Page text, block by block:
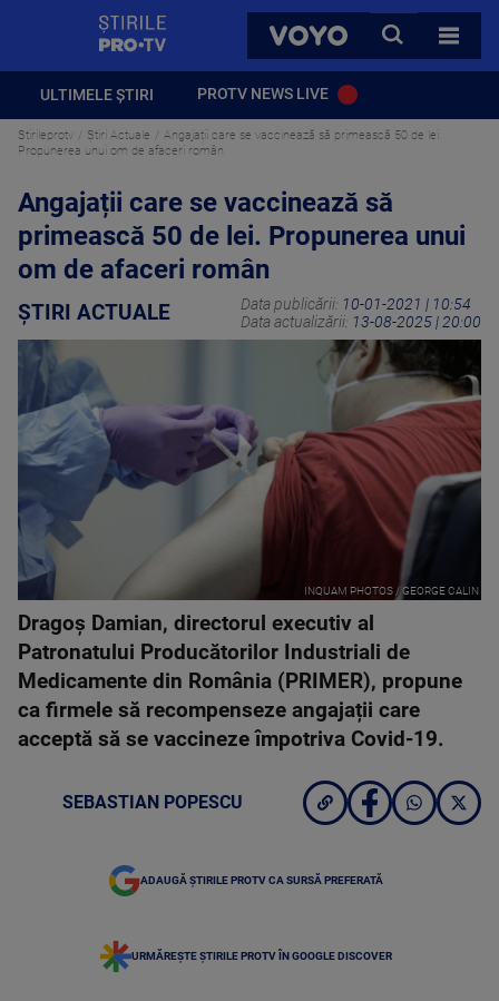
VOYO
CAUTA
TOATE
ULTIMELE ȘTIRI PROTV NEWS LIVE
Stirileprotv Știri Actuale
Angajații care se vaccinează să primească 50 de lei.
Propunerea unui om de afaceri român
Angajații care se vaccinează să
primească 50 de lei. Propunerea unui
om de afaceri român
ȘTIRI ACTUALE Data publicării: 10-01-2021 | 10:54
Data actualizării: 13-08-2025 | 20:00
INQUAM PHOTOS / GEORGE CALIN
Dragoş Damian, directorul executiv al
Patronatului Producătorilor Industriali de
Medicamente din România (PRIMER), propune
ca firmele să recompenseze angajații care
acceptă să se vaccineze împotriva Covid-19.
SEBASTIAN POPESCU
ADAUGĂ ȘTIRILE PROTV CA SURSĂ PREFERATĂ
URMĂREȘTE ȘTIRILE PROTV ÎN GOOGLE DISCOVER